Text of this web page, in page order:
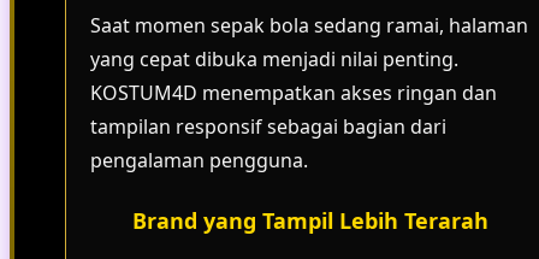
Saat momen sepak bola sedang ramai, halaman
yang cepat dibuka menjadi nilai penting.
KOSTUM4D menempatkan akses ringan dan
tampilan responsif sebagai bagian dari
pengalaman pengguna.
Brand yang Tampil Lebih Terarah